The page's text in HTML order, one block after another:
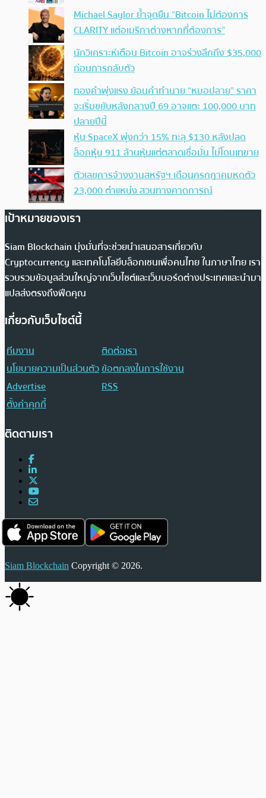
Michael Saylor ย้ำจุดยืน “Bitcoin ไม่ต้องการ
CLARITY แต่อเมริกาต่างหากที่ต้องการ”
นักวิเคราะห์เตือน Bitcoin อาจร่วงลึกถึง $35,000
ก่อนการกลับตัว
ทองคำพุ่งแรง ย้อนคำทำนาย “หมอปลาย” ราคา
จะเริ่มขยับหลังกลางปี 69 อาจแตะ 100,000 บาท
ปลายปีนี้
หุ้น SpaceX พุ่งกว่า 15% ทะลุ $130 หลังปลด
ล็อกหุ้น 911 ล้านหุ้นแต่ตลาดเชื่อมั่น ไม่โดนเทขาย
ตัวเลขการจ้างงานสหรัฐฯ เดือนกรกฎาคมหดตัว
23,000 ตำแหน่ง สวนทางคาดการณ์
เป้าหมายของเรา
Siam Blockchain มุ่งมั่นที่จะช่วยนำเสนอสารเกี่ยวกับ
Cryptocurrency และเทคโนโลยีบล็อกเชนเพื่อคนไทย ในภาษาไทย เรา
รวบรวมข้อมูลส่วนใหญ่จากเว็บไซต์และเว็บบอร์ดต่างประเทศและนำมา
แปลส่งตรงถึงฟีดคุณ
เกี่ยวกับเว็บไซต์นี้
ทีมงาน
ติดต่อเรา
นโยบายความเป็นส่วนตัวข้อตกลงในการใช้งาน
Advertise
RSS
ตั้งค่าคุกกี้
ติดตามเรา
Siam Blockchain Copyright © 2026.